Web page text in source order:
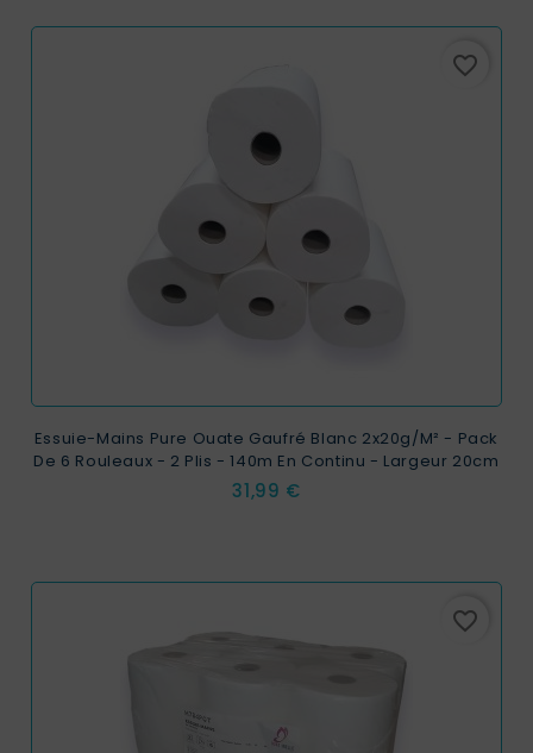
favorite_border
Essuie-Mains Pure Ouate Gaufré Blanc 2x20g/m² - Pack
De 6 Rouleaux - 2 Plis - 140m En Continu - Largeur 20cm
Prix
31,99 €
favorite_border